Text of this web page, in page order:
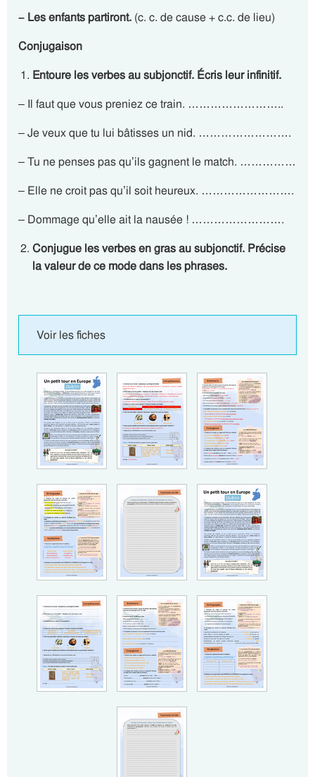
– Les enfants partiront. (c. c. de cause + c.c. de lieu)
Conjugaison
Entoure les verbes au subjonctif. Écris leur infinitif.
– Il faut que vous preniez ce train. ……………………..
– Je veux que tu lui bâtisses un nid. …………………….
– Tu ne penses pas qu’ils gagnent le match. ……………
– Elle ne croit pas qu’il soit heureux. …………………….
– Dommage qu’elle ait la nausée ! …………………….
Conjugue les verbes en gras au subjonctif. Précise
la valeur de ce mode dans les phrases.
Voir les fiches